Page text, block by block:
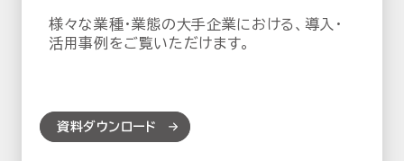
様々な業種・業態の大手企業における、導入・
活用事例をご覧いただけます。
資料ダウンロード